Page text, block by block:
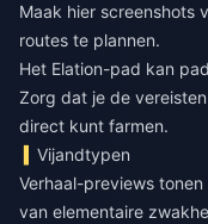
Maak hier screenshots
routes te plannen.
Het Elation-pad kan
Zorg dat je de
direct kunt farmen.
Vijandtypen
Verhaal-previews
van elementaire